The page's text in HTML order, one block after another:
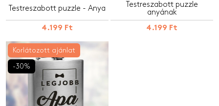
Testreszabott puzzle - Anya
4.199 Ft
Testreszabott puzzle
anyának
4.199 Ft
Korlátozott ajánlat
-30%